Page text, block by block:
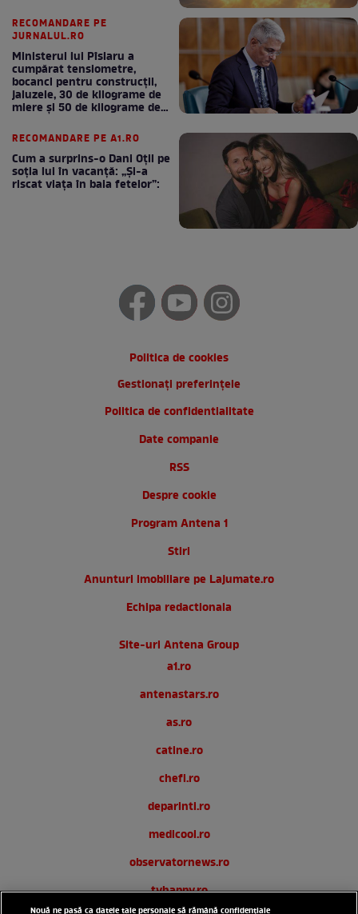
RECOMANDARE PE
JURNALUL.RO
Ministerul lui Pîslaru a
cumpărat tensiometre,
bocanci pentru construcții,
jaluzele, 30 de kilograme de
miere și 50 de kilograme de
RECOMANDARE PE A1.RO
Cum a surprins-o Dani Oțil pe
soția lui în vacanță: „Și-a
riscat viața în baia fetelor”:
Politica de cookies
Gestionați preferințele
Politica de confidentialitate
Date companie
RSS
Despre cookie
Program Antena 1
Stiri
Anunturi imobiliare pe Lajumate.ro
Echipa redactionala
Site-uri Antena Group
a1.ro
antenastars.ro
as.ro
catine.ro
chefi.ro
deparinti.ro
medicool.ro
observatornews.ro
tvhappy.ro
Nouă ne pasă ca datele tale personale să rămână confidențiale